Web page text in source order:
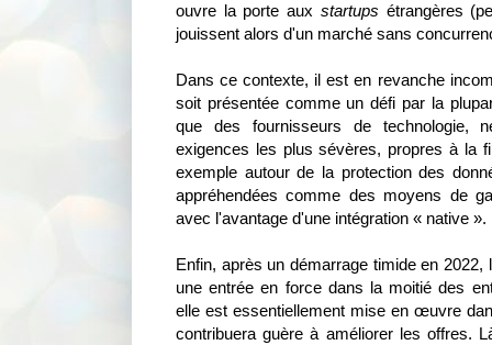
ouvre la porte aux startups étrangères
jouissent alors d'un marché sans
Dans ce contexte, il est en revanche
soit présentée comme un défi par la
que des fournisseurs de technologie,
exigences les plus sévères, propres à la
exemple autour de la protection des
appréhendées comme des moyens de
avec l'avantage d'une intégration « native ».
Enfin, après un démarrage timide en 2022,
une entrée en force dans la moitié des
elle est essentiellement mise en œuvre
contribuera guère à améliorer les offres.